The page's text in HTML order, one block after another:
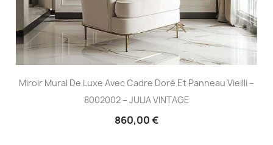
Miroir Mural De Luxe Avec Cadre Doré Et Panneau Vieilli –
8002002 – JULIA VINTAGE
860,00 €